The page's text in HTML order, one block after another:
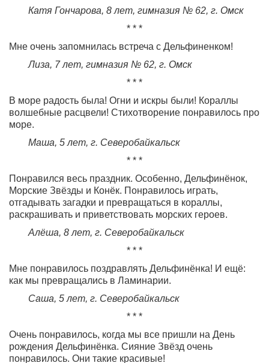
Катя Гончарова, 8 лет, гимназия № 62, г. Омск
* * *
Мне очень запомнилась встреча с Дельфиненком!
Лиза, 7 лет, гимназия № 62, г. Омск
* * *
В море радость была! Огни и искры были! Кораллы
волшебные расцвели! Стихотворение понравилось про
море.
Маша, 5 лет, г. Северобайкальск
* * *
Понравился весь праздник. Особенно, Дельфинёнок,
Морские Звёзды и Конёк. Понравилось играть,
отгадывать загадки и превращаться в кораллы,
раскрашивать и приветствовать морских героев.
Алёша, 8 лет, г. Северобайкальск
* * *
Мне понравилось поздравлять Дельфинёнка! И ещё:
как мы превращались в Ламинарии.
Саша, 5 лет, г. Северобайкальск
* * *
Очень понравилось, когда мы все пришли на День
рождения Дельфинёнка. Сияние Звёзд очень
понравилось. Они такие красивые!